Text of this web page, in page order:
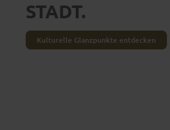
STADT.
Kulturelle Glanzpunkte entdecken